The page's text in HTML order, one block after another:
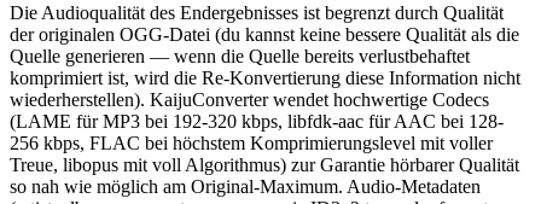
Die Audioqualität des Endergebnisses ist begrenzt durch Qualität
der originalen OGG-Datei (du kannst keine bessere Qualität als die
Quelle generieren — wenn die Quelle bereits verlustbehaftet
komprimiert ist, wird die Re-Konvertierung diese Information nicht
wiederherstellen). KaijuConverter wendet hochwertige Codecs
(LAME für MP3 bei 192-320 kbps, libfdk-aac für AAC bei 128-
256 kbps, FLAC bei höchstem Komprimierungslevel mit voller
Treue, libopus mit voll Algorithmus) zur Garantie hörbarer Qualität
so nah wie möglich am Original-Maximum. Audio-Metadaten